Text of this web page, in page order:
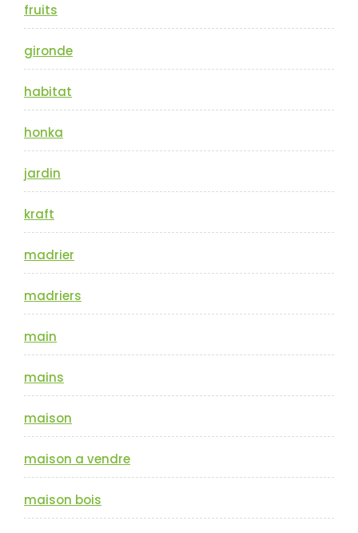
fruits
gironde
habitat
honka
jardin
kraft
madrier
madriers
main
mains
maison
maison a vendre
maison bois